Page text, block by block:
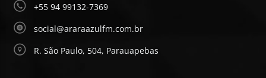
+55 94 99132-7369
social@araraazulfm.com.br
R. São Paulo, 504, Parauapebas